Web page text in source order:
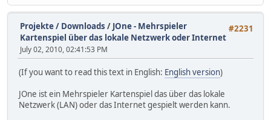
#2231
Projekte / Downloads / JOne - Mehrspieler
Kartenspiel über das lokale Netzwerk oder Internet
July 02, 2010, 02:41:53 PM
(If you want to read this text in English: English version)
JOne ist ein Mehrspieler Kartenspiel das über das lokale
Netzwerk (LAN) oder das Internet gespielt werden kann.